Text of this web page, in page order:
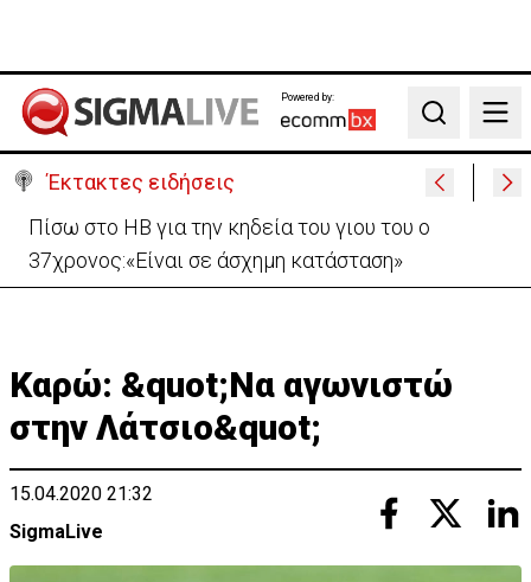
Powered by:
Search
Έκτακτες ειδήσεις
Β. Βάσεις για κεραίες: Δεν διαπιστώθηκε αυξημένη
συχνότητα εμφάνισης καρκίνου
Καρώ: &quot;Να αγωνιστώ
στην Λάτσιο&quot;
15.04.2020 21:32
SigmaLive